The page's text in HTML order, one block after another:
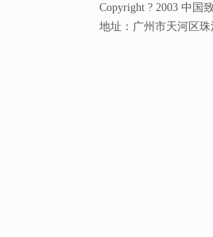
Copyright ? 2003 中国
地址：广州市天河区